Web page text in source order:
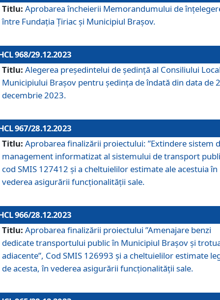
Titlu: Aprobarea încheierii Memorandumului de
între Fundația Țiriac și Municipiul Brașov.
968/29.12.2023
Titlu: Alegerea preşedintelui de şedinţă al Consiliului
Municipiului Braşov pentru ședința de îndată din data de
decembrie 2023.
967/28.12.2023
Titlu: Aprobarea finalizării proiectului: ”Extindere sistem
management informatizat al sistemului de transport
cod SMIS 127412 și a cheltuielilor estimate ale acestuia în
vederea asigurării funcționalității sale.
966/28.12.2023
Titlu: Aprobarea finalizării proiectului ”Amenajare benzi
dedicate transportului public în Municipiul Brașov şi
adiacente”, Cod SMIS 126993 și a cheltuielilor estimate
de acesta, în vederea asigurării funcționalității sale.